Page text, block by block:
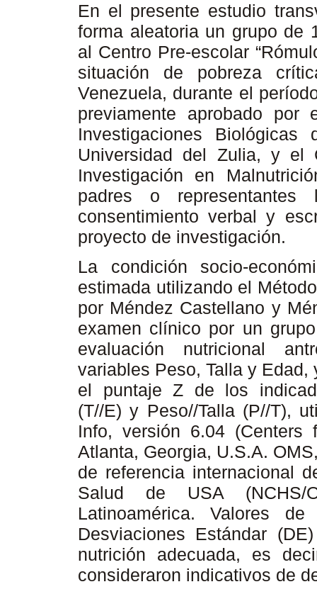
En el presente estudio
forma aleatoria un grupo de
al Centro Pre-escolar
situación de pobreza
Venezuela, durante el
previamente aprobado
Investigaciones
Universidad del Zulia, y el
Investigación en
padres o
consentimiento verbal y
proyecto de investigación.
La condición socio-
estimada utilizando el
por Méndez Castellano y
examen clínico por un
evaluación nutricional
variables Peso, Talla y
el puntaje Z de los
(T//E) y Peso//Talla (P//T),
Info, versión 6.04 (Centers
Atlanta, Georgia, U.S.A.
de referencia internacional
Salud de USA (NCHS/
Latinoamérica. Valores
Desviaciones Estándar
nutrición adecuada, es
consideraron indicativos de